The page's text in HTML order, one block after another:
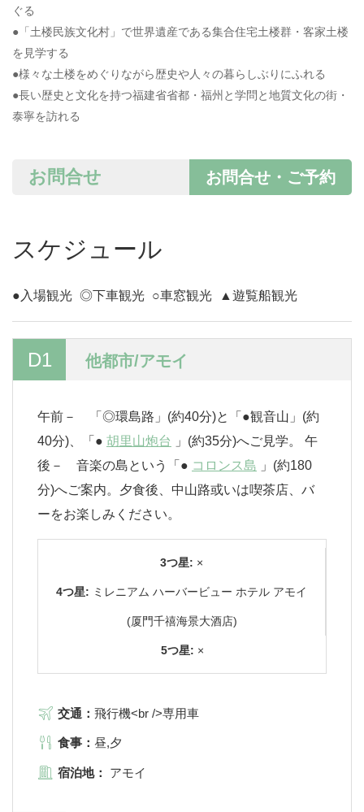
ぐる
●「土楼民族文化村」で世界遺産である集合住宅土楼群・客家土楼
を見学する
●様々な土楼をめぐりながら歴史や人々の暮らしぶりにふれる
●長い歴史と文化を持つ福建省省都・福州と学問と地質文化の街・
泰寧を訪れる
お問合せ・ご予約
お問合せ
スケジュール
●入場観光 ◎下車観光 ○車窓観光 ▲遊覧船観光
D1 他都市/アモイ
午前－ 「◎環島路」(約40分)と「●観音山」(約
40分)、「● 胡里山炮台
」(約35分)へご見学。 午
後－ 音楽の島という「● コロンス島 」(約180
分)へご案内。夕食後、中山路或いは喫茶店、バ
ーをお楽しみください。
3つ星: ×
4つ星: ミレニアム ハーバービュー ホテル アモイ
(厦門千禧海景大酒店)
5つ星: ×
交通： 飛行機<br />専用車
食事： 昼,夕
宿泊地： アモイ